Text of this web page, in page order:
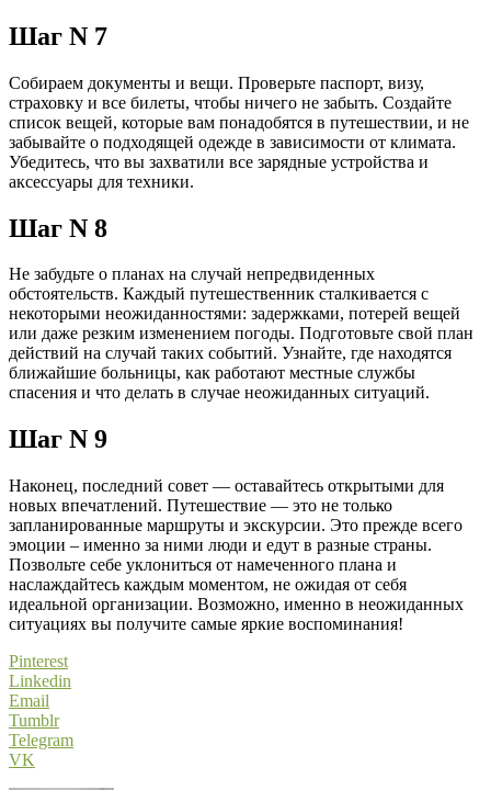
Шаг N 7
Собираем документы и вещи. Проверьте паспорт, визу,
страховку и все билеты, чтобы ничего не забыть. Создайте
список вещей, которые вам понадобятся в путешествии, и не
забывайте о подходящей одежде в зависимости от климата.
Убедитесь, что вы захватили все зарядные устройства и
аксессуары для техники.
Шаг N 8
Не забудьте о планах на случай непредвиденных
обстоятельств. Каждый путешественник сталкивается с
некоторыми неожиданностями: задержками, потерей вещей
или даже резким изменением погоды. Подготовьте свой план
действий на случай таких событий. Узнайте, где находятся
ближайшие больницы, как работают местные службы
спасения и что делать в случае неожиданных ситуаций.
Шаг N 9
Наконец, последний совет — оставайтесь открытыми для
новых впечатлений. Путешествие — это не только
запланированные маршруты и экскурсии. Это прежде всего
эмоции – именно за ними люди и едут в разные страны.
Позвольте себе уклониться от намеченного плана и
наслаждайтесь каждым моментом, не ожидая от себя
идеальной организации. Возможно, именно в неожиданных
ситуациях вы получите самые яркие воспоминания!
Pinterest
Linkedin
Email
Tumblr
Telegram
VK